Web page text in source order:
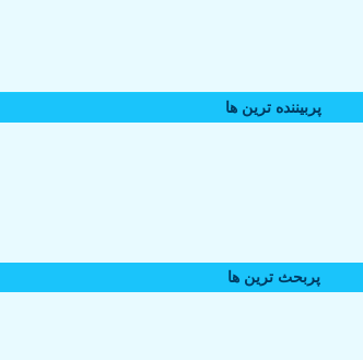
پربیننده ترین ها
پربحث ترین ها